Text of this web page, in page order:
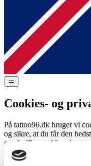
Cookies- og
På tattoo96.dk bruger vi
og sikre, at du får den
om, hvilke cookies vi
du selv kan administrere